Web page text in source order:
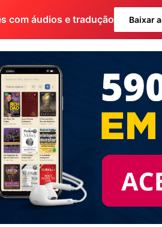
com áudios e tradução Baixar